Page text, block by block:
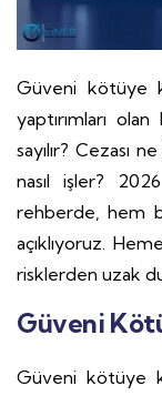
Güveni kötüye
yaptırımları
sayılır? Cezası
nasıl işler?
rehberde, hem
açıklıyoruz.
risklerden uzak
Güveni
Güveni kötüye